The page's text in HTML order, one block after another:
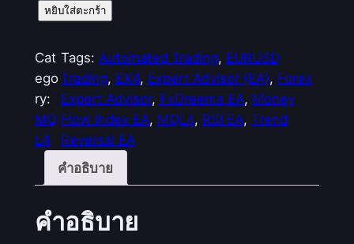
จำ
ว
M
q
b
o
หยิบใส่ตะกร้า
Cat
ego
ry:
MQ
L4
Tags: Automated Trading, EURUSD
Trading, EX4, Expert Advisor (EA), Forex
Expert Advisor, FxDreema EA, Money
Flow Index EA, MQL4, RSI EA, Trend
Reversal EA
คำอธิบาย
คำอธิบาย